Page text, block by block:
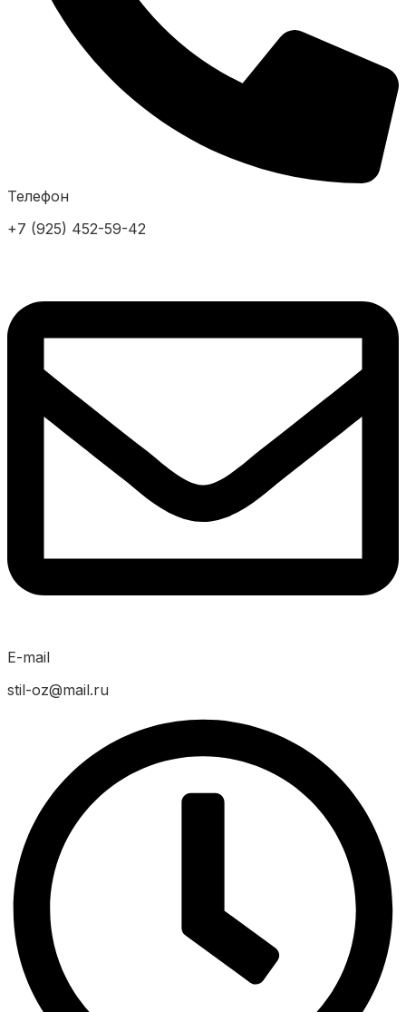
Телефон
+7 (925) 452-59-42
E-mail
stil-oz@mail.ru